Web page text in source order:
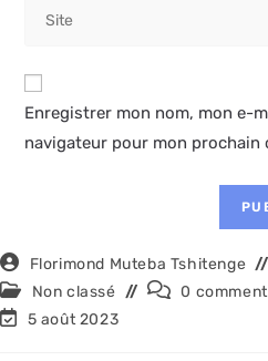
Enregistrer mon nom, mon e-
navigateur pour mon prochain
Florimond Muteba Tshitenge
Non classé
0
5 août 2023